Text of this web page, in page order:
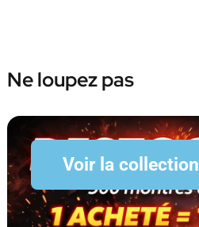
Ne loupez pas
Voir la collection